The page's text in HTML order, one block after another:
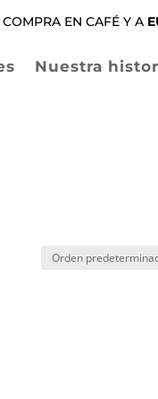
EN CAFÉ Y A
Nuestra